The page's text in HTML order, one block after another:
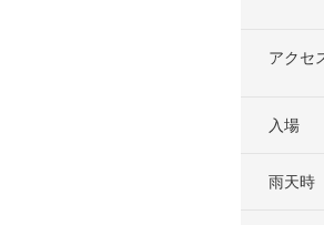
アクセ
入場
雨天時